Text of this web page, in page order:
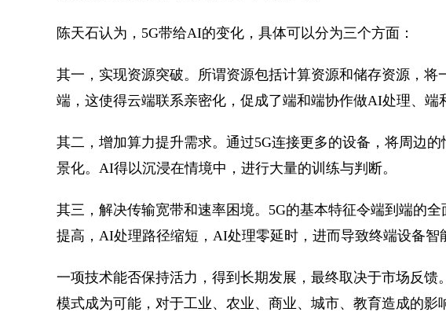
陈天石认为，5G带给AI的变化，具体可以分为三个方面：
其一，实现资源突破。所谓资源包括计算资源和储存资源，
端，这使得云端联系亲密化，促成了端和端协作做AI处理、端
其二，增加算力提升需求。通过5G连接更多的设备，将周边
景化。AI得以沉浸在情境中，进行大量的训练与判断。
其三，解决传输宽带和速率困境。5G的基本特征令端到端的
提高，AI处理路径缩短，AI处理零延时，进而导致终端设备智
一项技术能否保持活力，得到长期发展，最终取决于市场反
模式成为可能，对于工业、农业、商业、城市、教育造成的影